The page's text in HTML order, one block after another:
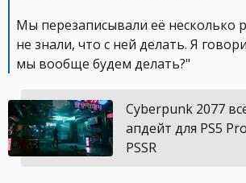
Мы перезаписывали её несколько
не знали, что с ней делать. Я
мы вообще будем делать?"
Cyberpunk 2077
апдейт для PS5
PSSR